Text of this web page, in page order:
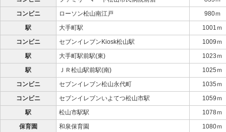
コンビニ
ローソン松山南江戸
980ｍ
駅
大手町駅
1001ｍ
コンビニ
セブンイレブンKiosk松山駅
1009ｍ
駅
大手町駅前駅(東)
1023ｍ
駅
ＪＲ松山駅前駅(南)
1025ｍ
コンビニ
セブンイレブン松山永代町
1035ｍ
コンビニ
セブンイレブンいよてつ松山市駅
1059ｍ
駅
松山市駅駅
1078ｍ
保育園
和泉保育園
1080ｍ